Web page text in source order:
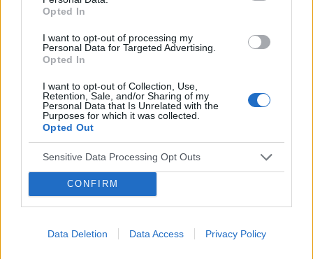
Opted In
I want to opt-out of processing my
Personal Data for Targeted Advertising.
Opted In
I want to opt-out of Collection, Use,
Retention, Sale, and/or Sharing of my
Personal Data that Is Unrelated with the
Purposes for which it was collected.
Opted Out
Sensitive Data Processing Opt Outs
CONFIRM
Data Deletion Data Access Privacy Policy
Chcesz być na bieżąco? Obserwuj nas
na
oogle
POWIĄZANE
Tematy Choroby serca
Kampania edukacyjna „serce - dbaj Kardilogia
Zdrowe serce